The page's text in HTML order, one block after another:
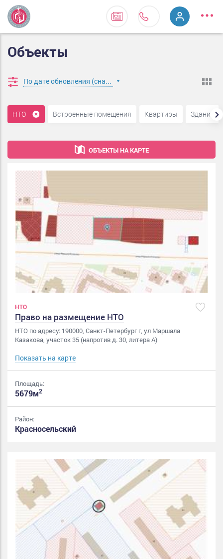
Объекты
По дате обновления (сначала новые)
НТО Встроенные помещения Квартиры Здания
ОБЪЕКТЫ НА КАРТЕ
НТО
Право на размещение НТО
НТО по адресу: 190000, Санкт-Петербург г, ул Маршала
Казакова, участок 35 (напротив д. 30, литера А)
Показать на карте
Площадь:
5679м2
Район:
Красносельский